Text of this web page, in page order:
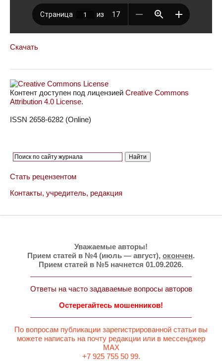
Скачать
Контент доступен под лицензией Creative Commons
Attribution 4.0 License.
ISSN 2658-6282 (Online)
Стать рецензентом
Контакты, учредитель, редакция
Уважаемые авторы!
Прием статей в №4 (июль — август), окончен.
Прием статей в №5 начнется 01.09.2026.
Ответы на часто задаваемые вопросы авторов
Остерегайтесь мошенников!
По вопросам публикации зарегистрированной статьи вы
можете написать на почту редакции или в мессенджер
MAX
+7 925 755 50 99.